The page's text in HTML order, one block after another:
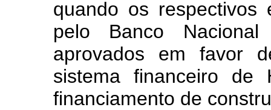
quando os respectivos
pelo Banco
aprovados em favor
sistema financeiro de
financiamento de